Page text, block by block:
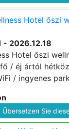
Hotel őszi
2026.12.18
Hotel őszi
/ éj ártól
/ ingyenes
Übersetzen Sie